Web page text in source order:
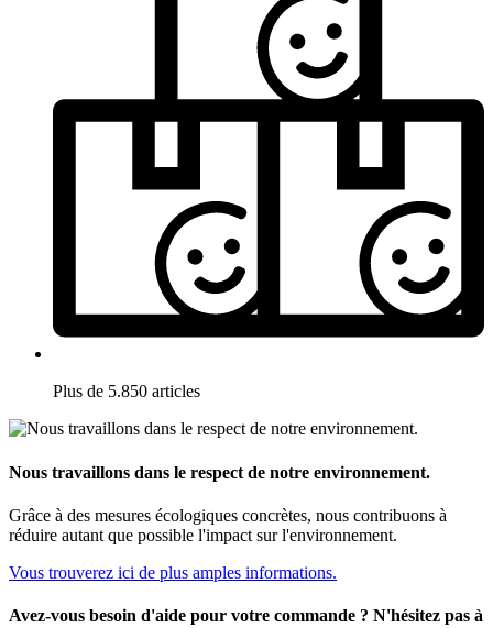
Plus de 5.850 articles
Nous travaillons dans le respect de notre environnement.
Grâce à des mesures écologiques concrètes, nous contribuons à
réduire autant que possible l'impact sur l'environnement.
Vous trouverez ici de plus amples informations.
Avez-vous besoin d'aide pour votre commande ? N'hésitez pas à